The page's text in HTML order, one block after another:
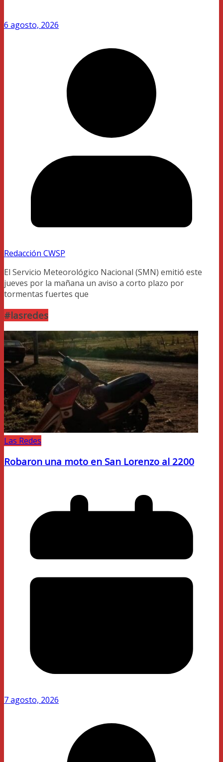
6 agosto, 2026
Redacción CWSP
El Servicio Meteorológico Nacional (SMN) emitió este
jueves por la mañana un aviso a corto plazo por
tormentas fuertes que
#lasredes
Las Redes
Robaron una moto en San Lorenzo al 2200
7 agosto, 2026